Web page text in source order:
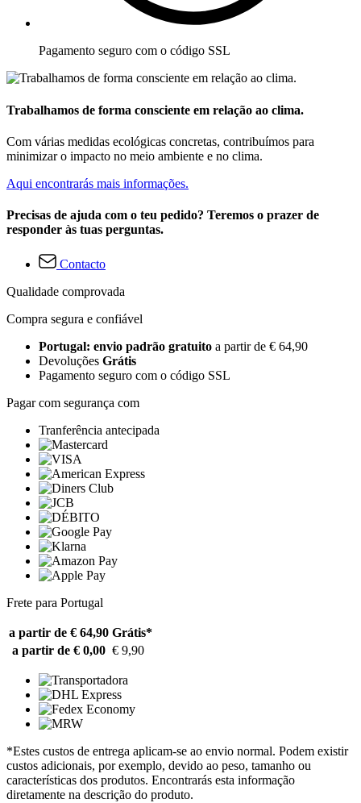
Pagamento seguro com o código SSL
Trabalhamos de forma consciente em relação ao clima.
Com várias medidas ecológicas concretas, contribuímos para
minimizar o impacto no meio ambiente e no clima.
Aqui encontrarás mais informações.
Precisas de ajuda com o teu pedido? Teremos o prazer de
responder às tuas perguntas.
Contacto
Qualidade comprovada
Compra segura e confiável
Portugal: envio padrão gratuito a partir de € 64,90
Devoluções Grátis
Pagamento seguro com o código SSL
Pagar com segurança com
Tranferência antecipada
Frete para Portugal
a partir de € 64,90 Grátis*
a partir de € 0,00 € 9,90
*Estes custos de entrega aplicam-se ao envio normal. Podem existir
custos adicionais, por exemplo, devido ao peso, tamanho ou
características dos produtos. Encontrarás esta informação
diretamente na descrição do produto.